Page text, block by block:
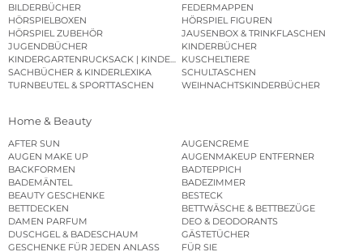
BILDERBÜCHER
FEDERMAPPEN
HÖRSPIELBOXEN
HÖRSPIEL FIGUREN
HÖRSPIEL ZUBEHÖR
JAUSENBOX & TRINKFLASCHEN
JUGENDBÜCHER
KINDERBÜCHER
KINDERGARTENRUCKSACK | KINDERGARTENBEUTEL
KUSCHELTIERE
SACHBÜCHER & KINDERLEXIKA
SCHULTASCHEN
TURNBEUTEL & SPORTTASCHEN
WEIHNACHTSKINDERBÜCHER
Home & Beauty
AFTER SUN
AUGENCREME
AUGEN MAKE UP
AUGENMAKEUP ENTFERNER
BACKFORMEN
BADTEPPICH
BADEMÄNTEL
BADEZIMMER
BEAUTY GESCHENKE
BESTECK
BETTDECKEN
BETTWÄSCHE & BETTBEZÜGE
DAMEN PARFUM
DEO & DEODORANTS
DUSCHGEL & BADESCHAUM
GÄSTETÜCHER
GESCHENKE FÜR JEDEN ANLASS
FÜR SIE